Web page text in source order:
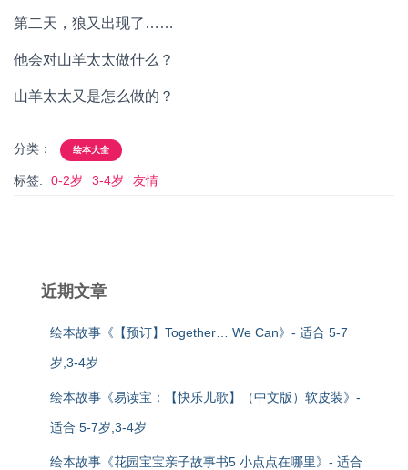
第二天，狼又出现了……
他会对山羊太太做什么？
山羊太太又是怎么做的？
分类： 绘本大全
标签: 0-2岁 3-4岁 友情
近期文章
绘本故事《【预订】Together… We Can》- 适合 5-7
岁,3-4岁
绘本故事《易读宝：【快乐儿歌】（中文版）软皮装》-
适合 5-7岁,3-4岁
绘本故事《花园宝宝亲子故事书5 小点点在哪里》- 适合